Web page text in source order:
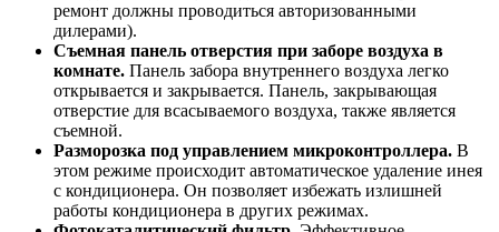
ремонт должны проводиться авторизованными
дилерами).
Съемная панель отверстия при заборе воздуха в
комнате. Панель забора внутреннего воздуха легко
открывается и закрывается. Панель, закрывающая
отверстие для всасываемого воздуха, также является
съемной.
Разморозка под управлением микроконтроллера. В
этом режиме происходит автоматическое удаление инея
с кондиционера. Он позволяет избежать излишней
работы кондиционера в других режимах.